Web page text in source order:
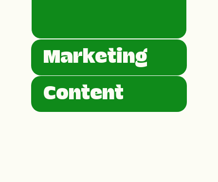
Marketing
Content